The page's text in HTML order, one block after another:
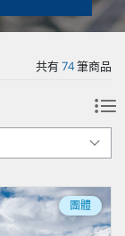
共有74筆商品
團體